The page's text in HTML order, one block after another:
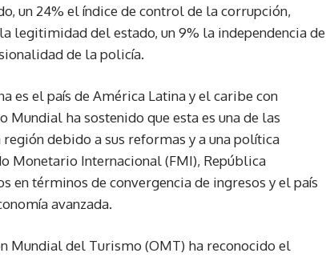
un 24% el índice de control de la corrupción,
legitimidad del estado, un 9% la independencia de
de la policía.
es el país de América Latina y el caribe con
Mundial ha sostenido que esta es una de las
debido a sus reformas y a una política
Monetario Internacional (FMI), República
en términos de convergencia de ingresos y el país
avanzada.
Mundial del Turismo (OMT) ha reconocido el